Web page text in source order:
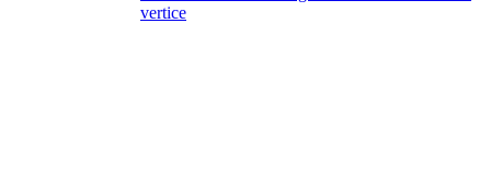
vertice